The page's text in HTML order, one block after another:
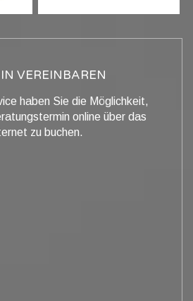
VEREINBAREN
haben Sie die Möglichkeit,
online über das
zu buchen.